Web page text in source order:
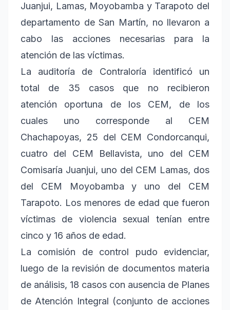
Juanjui, Lamas, Moyobamba y Tarapoto del
departamento de San Martín, no llevaron a
cabo las acciones necesarias para la
atención de las víctimas.
La auditoría de Contraloría identificó un
total de 35 casos que no recibieron
atención oportuna de los CEM, de los
cuales uno corresponde al CEM
Chachapoyas, 25 del CEM Condorcanqui,
cuatro del CEM Bellavista, uno del CEM
Comisaría Juanjui, uno del CEM Lamas, dos
del CEM Moyobamba y uno del CEM
Tarapoto. Los menores de edad que fueron
víctimas de violencia sexual tenían entre
cinco y 16 años de edad.
La comisión de control pudo evidenciar,
luego de la revisión de documentos materia
de análisis, 18 casos con ausencia de Planes
de Atención Integral (conjunto de acciones